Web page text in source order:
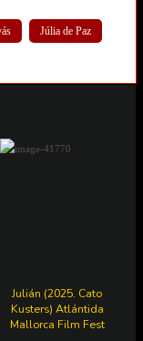
Júlia de Paz
Julián (2025. Cato
Kusters) Atlántida
Mallorca Film Fest